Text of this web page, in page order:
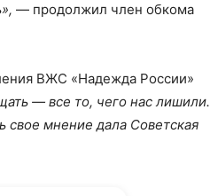
— продолжил член обкома
ВЖС «Надежда России»
— все то, чего нас лишили.
мнение дала Советская